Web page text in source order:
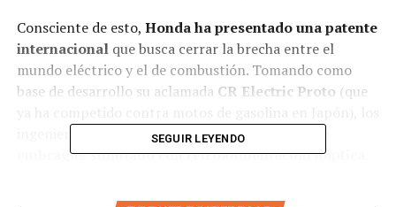
Consciente de esto, Honda ha presentado una patente
internacionalque busca cerrar la brecha entre el
mundo eléctrico y el de combustión. Tomando como
base de desarrollo su aclamada CR Electric Proto (que
ingenieros japoneses han diseñado un sistema de
embrague simulado con retroalimentación háptica
¿Cómo funciona un embrague de
SEGUIR LEYENDO